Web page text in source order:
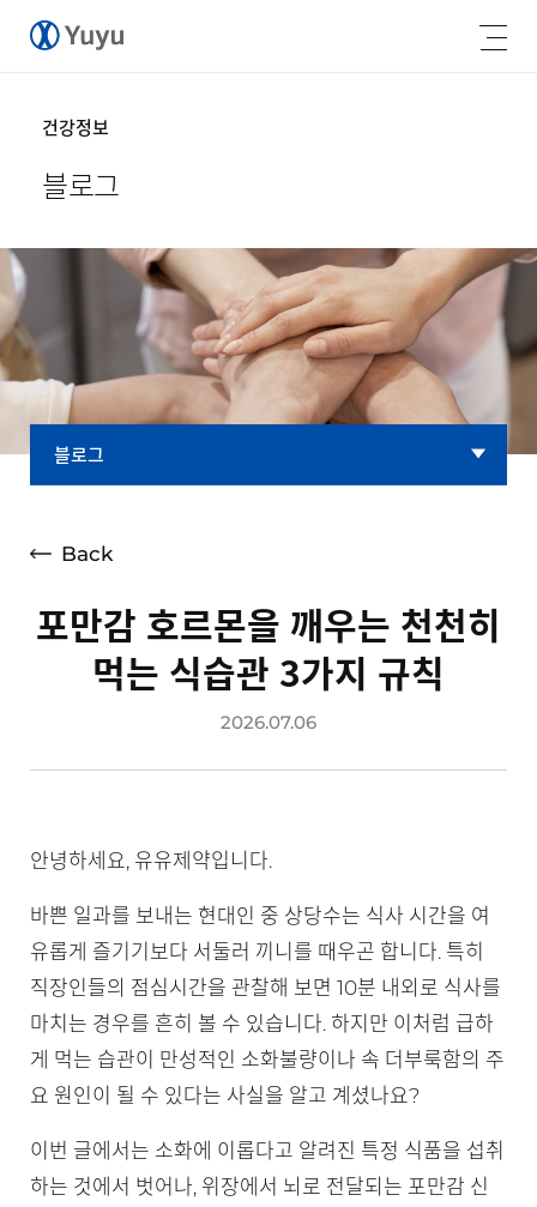
건강정보
블로그
블로그
Back
포만감 호르몬을 깨우는 천천히
먹는 식습관 3가지 규칙
2026.07.06
안녕하세요, 유유제약입니다.
바쁜 일과를 보내는 현대인 중 상당수는 식사 시간을 여
유롭게 즐기기보다 서둘러 끼니를 때우곤 합니다. 특히
직장인들의 점심시간을 관찰해 보면 10분 내외로 식사를
마치는 경우를 흔히 볼 수 있습니다. 하지만 이처럼 급하
게 먹는 습관이 만성적인 소화불량이나 속 더부룩함의 주
요 원인이 될 수 있다는 사실을 알고 계셨나요?
이번 글에서는 소화에 이롭다고 알려진 특정 식품을 섭취
하는 것에서 벗어나, 위장에서 뇌로 전달되는 포만감 신